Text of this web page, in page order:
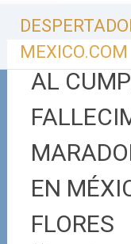
contenido
MEXICO.COM
AL
EN
FLORES